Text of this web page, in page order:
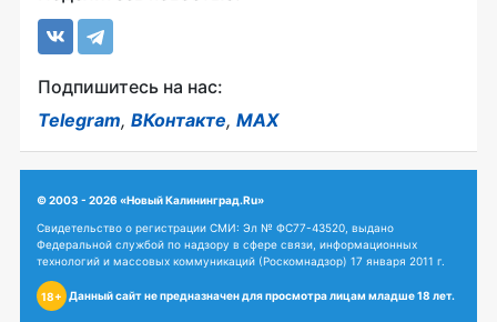
Подпишитесь на нас:
Telegram, ВКонтакте, MAX
© 2003 - 2026 «Новый Калининград.Ru»
Свидетельство о регистрации СМИ: Эл № ФС77-43520, выдано
Федеральной службой по надзору в сфере связи, информационных
технологий и массовых коммуникаций (Роскомнадзор) 17 января 2011 г.
18+ Данный сайт не предназначен для просмотра лицам младше 18 лет.